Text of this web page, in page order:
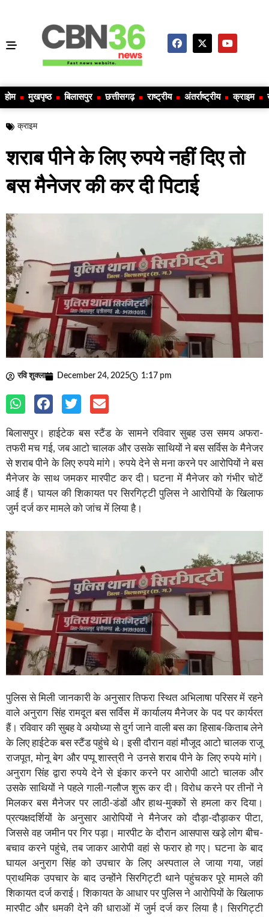
होम मुखपृष्ठ बिलासपुर छत्तीसगढ़ राष्ट्रीय अंतर्राष्ट्रीय क्राइम
क्राइम
शराब पीने के लिए रुपये नहीं दिए तो
बस मैनेजर की कर दी पिटाई
रवि शुक्ला December 24, 2025 1:17 pm
बिलासपुर। हाईटेक बस स्टैंड के सामने रविवार सुबह उस समय अफरा-
तफरी मच गई, जब आटो चालक और उसके साथियों ने बस सर्विस के मैनेजर
से शराब पीने के लिए रुपये मांगे। रुपये देने से मना करने पर आरोपियों ने बस
मैनेजर के साथ जमकर मारपीट कर दी। घटना में मैनेजर को गंभीर चोटें
आई हैं। घायल की शिकायत पर सिरगिट्टी पुलिस ने आरोपियों के खिलाफ
जुर्म दर्ज कर मामले को जांच में लिया है।
पुलिस से मिली जानकारी के अनुसार तिफरा स्थित अभिलाषा परिसर में रहने
वाले अनुराग सिंह रामदूत बस सर्विस में कार्यालय मैनेजर के पद पर कार्यरत
हैं। रविवार की सुबह वे अयोध्या से दुर्ग जाने वाली बस का हिसाब-किताब लेने
के लिए हाईटेक बस स्टैंड पहुंचे थे। इसी दौरान वहां मौजूद आटो चालक राजू
राजपूत, मोनू बेग और पप्पू शास्त्री ने उनसे शराब पीने के लिए रुपये मांगे।
अनुराग सिंह द्वारा रुपये देने से इंकार करने पर आरोपी आटो चालक और
उसके साथियों ने पहले गाली-गलौज शुरू कर दी। विरोध करने पर तीनों ने
मिलकर बस मैनेजर पर लाठी-डंडों और हाथ-मुक्कों से हमला कर दिया।
प्रत्यक्षदर्शियों के अनुसार आरोपियों ने मैनेजर को दौड़ा-दौड़ाकर पीटा,
जिससे वह जमीन पर गिर पड़ा। मारपीट के दौरान आसपास खड़े लोग बीच-
बचाव करने पहुंचे, तब जाकर आरोपी वहां से फरार हो गए। घटना के बाद
घायल अनुराग सिंह को उपचार के लिए अस्पताल ले जाया गया, जहां
प्राथमिक उपचार के बाद उन्होंने सिरगिट्टी थाने पहुंचकर पूरे मामले की
शिकायत दर्ज कराई। शिकायत के आधार पर पुलिस ने आरोपियों के खिलाफ
मारपीट और धमकी देने की धाराओं में जुर्म दर्ज कर लिया है। सिरगिट्टी